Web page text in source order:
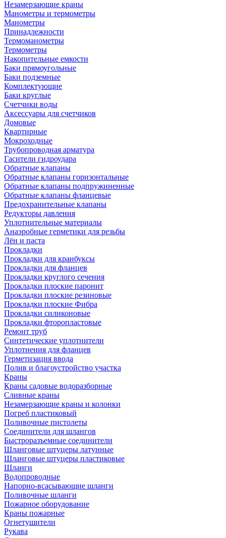
Незамерзающие краны
Манометры и термометры
Манометры
Принадлежности
Термоманометры
Термометры
Накопительные емкости
Баки прямоугольные
Баки подземные
Комплектующие
Баки круглые
Счетчики воды
Аксессуары для счетчиков
Домовые
Квартирные
Мокроходные
Трубопроводная арматура
Гасители гидроудара
Обратные клапаны
Обратные клапаны горизонтальные
Обратные клапаны подпружиненные
Обратные клапаны фланцевые
Предохранительные клапаны
Редукторы давления
Уплотнительные материалы
Анаэробные герметики для резьбы
Лён и паста
Прокладки
Прокладки для кранбуксы
Прокладки для фланцев
Прокладки круглого сечения
Прокладки плоские паронит
Прокладки плоские резиновые
Прокладки плоские Фибра
Прокладки силиконовые
Прокладки фторопластовые
Ремонт труб
Синтетические уплотнители
Уплотнения для фланцев
Герметизация ввода
Полив и благоустройство участка
Краны
Краны садовые водоразборные
Сливные краны
Незамерзающие краны и колонки
Погреб пластиковый
Поливочные пистолеты
Соединители для шлангов
Быстроразъемные соединители
Шланговые штуцеры латунные
Шланговые штуцеры пластиковые
Шланги
Водопроводные
Напорно-всасывающие шланги
Поливочные шланги
Пожарное оборудование
Краны пожарные
Огнетушители
Рукава